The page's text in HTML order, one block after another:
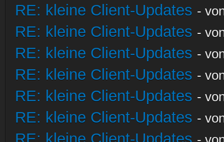
RE: kleine Client-Updates -
RE: kleine Client-Updates -
RE: kleine Client-Updates -
RE: kleine Client-Updates -
RE: kleine Client-Updates -
RE: kleine Client-Updates -